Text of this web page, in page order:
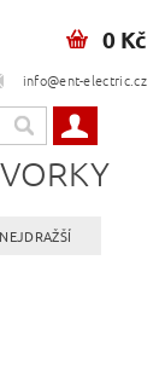
info@ent-electric.cz
0 Kč
NEJDRAŽŠÍ